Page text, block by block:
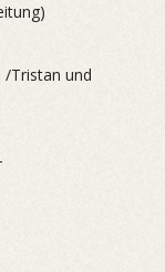
/Tristan und